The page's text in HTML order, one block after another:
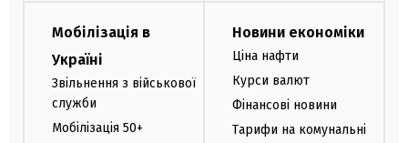
Мобілізація в
Україні
Звільнення з військової
служби
Мобілізація 50+
Новини економіки
Ціна нафти
Курси валют
Фінансові новини
Тарифи на комунальні